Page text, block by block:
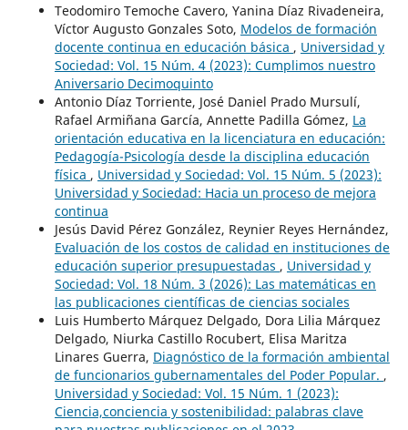
Teodomiro Temoche Cavero, Yanina Díaz Rivadeneira,
Víctor Augusto Gonzales Soto, Modelos de formación
docente continua en educación básica , Universidad y
Sociedad: Vol. 15 Núm. 4 (2023): Cumplimos nuestro
Aniversario Decimoquinto
Antonio Díaz Torriente, José Daniel Prado Mursulí,
Rafael Armiñana García, Annette Padilla Gómez, La
orientación educativa en la licenciatura en educación:
Pedagogía-Psicología desde la disciplina educación
física , Universidad y Sociedad: Vol. 15 Núm. 5 (2023):
Universidad y Sociedad: Hacia un proceso de mejora
continua
Jesús David Pérez González, Reynier Reyes Hernández,
Evaluación de los costos de calidad en instituciones de
educación superior presupuestadas , Universidad y
Sociedad: Vol. 18 Núm. 3 (2026): Las matemáticas en
las publicaciones científicas de ciencias sociales
Luis Humberto Márquez Delgado, Dora Lilia Márquez
Delgado, Niurka Castillo Rocubert, Elisa Maritza
Linares Guerra, Diagnóstico de la formación ambiental
de funcionarios gubernamentales del Poder Popular. ,
Universidad y Sociedad: Vol. 15 Núm. 1 (2023):
Ciencia,conciencia y sostenibilidad: palabras clave